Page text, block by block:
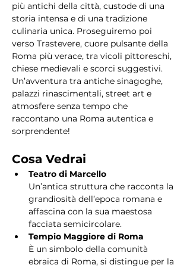
più antichi della città, custode di una
storia intensa e di una tradizione
culinaria unica. Proseguiremo poi
verso Trastevere, cuore pulsante della
Roma più verace, tra vicoli pittoreschi,
chiese medievali e scorci suggestivi.
Un’avventura tra antiche sinagoghe,
palazzi rinascimentali, street art e
atmosfere senza tempo che
raccontano una Roma autentica e
sorprendente!
Cosa Vedrai
Teatro di Marcello
Un’antica struttura che racconta la
grandiosità dell’epoca romana e
affascina con la sua maestosa
facciata semicircolare.
Tempio Maggiore di Roma
È un simbolo della comunità
ebraica di Roma, si distingue per la